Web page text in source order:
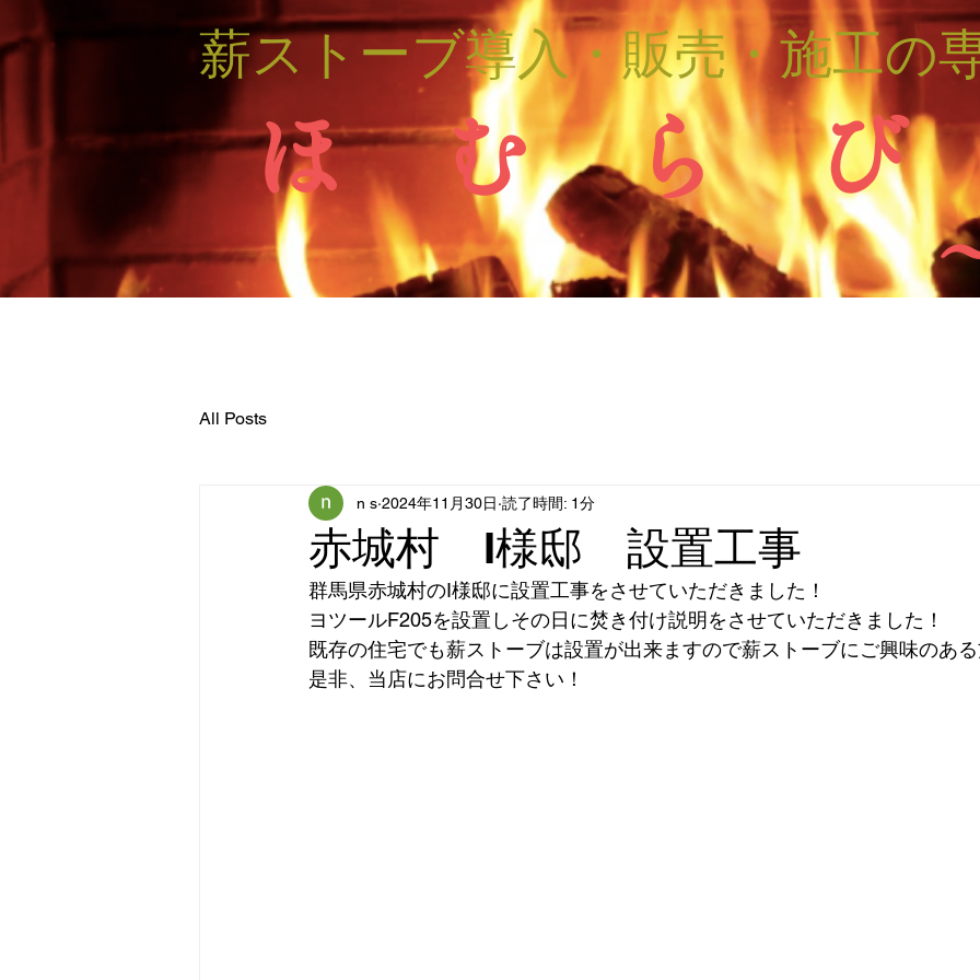
薪ストーブ導入・販売・施工の
ほ む ら び
All Posts
赤城村 I様邸 設置工事
n s 2024年11月30日 読了時間: 1分
群馬県赤城村のI様邸に設置工事をさせていただきました！
ヨツールF205を設置しその日に焚き付け説明をさせていただきました！
既存の住宅でも薪ストーブは設置が出来ますので薪ストーブにご興味のあ
是非、当店にお問合せ下さい！